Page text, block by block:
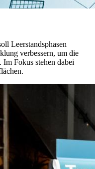
Leerstandsphasen
verbessern, um die
Fokus stehen dabei